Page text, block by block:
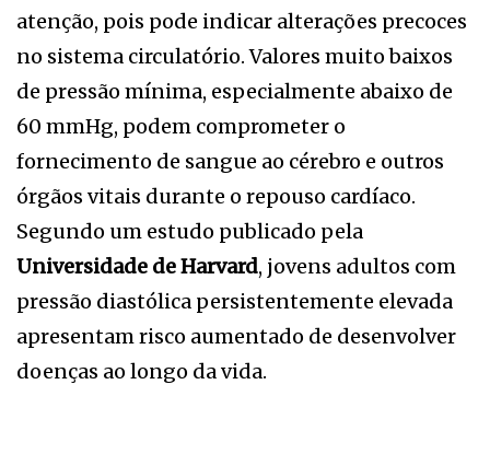
atenção, pois pode indicar alterações precoces
no sistema circulatório. Valores muito baixos
de pressão mínima, especialmente abaixo de
60 mmHg, podem comprometer o
fornecimento de sangue ao cérebro e outros
órgãos vitais durante o repouso cardíaco.
Segundo um estudo publicado pela
Universidade de Harvard, jovens adultos com
pressão diastólica persistentemente elevada
apresentam risco aumentado de desenvolver
doenças ao longo da vida.